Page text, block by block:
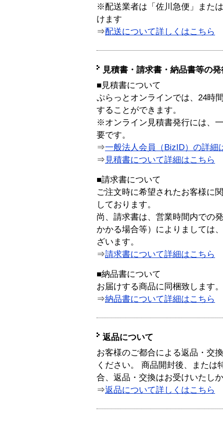
※配送業者は「佐川急便」また
けます
⇒配送について詳しくはこちら
見積書・請求書・納品書等の
■見積書について
ぷらっとオンラインでは、24時
することができます。
※オンライン見積書発行には、
要です。
⇒一般法人会員（BizID）の詳細
⇒ 見積書について詳細はこちら
■請求書について
ご注文時に希望されたお客様に
しております。
尚、請求書は、営業時間内での
かかる場合等）によりましては
ざいます。
⇒請求書について詳細はこちら
■納品書について
お届けする商品に同梱致します。
⇒納品書について詳細はこちら
返品について
お客様のご都合による返品・交
ください。 商品開封後、または
合、返品・交換はお受けいたし
⇒返品について詳しくはこちら